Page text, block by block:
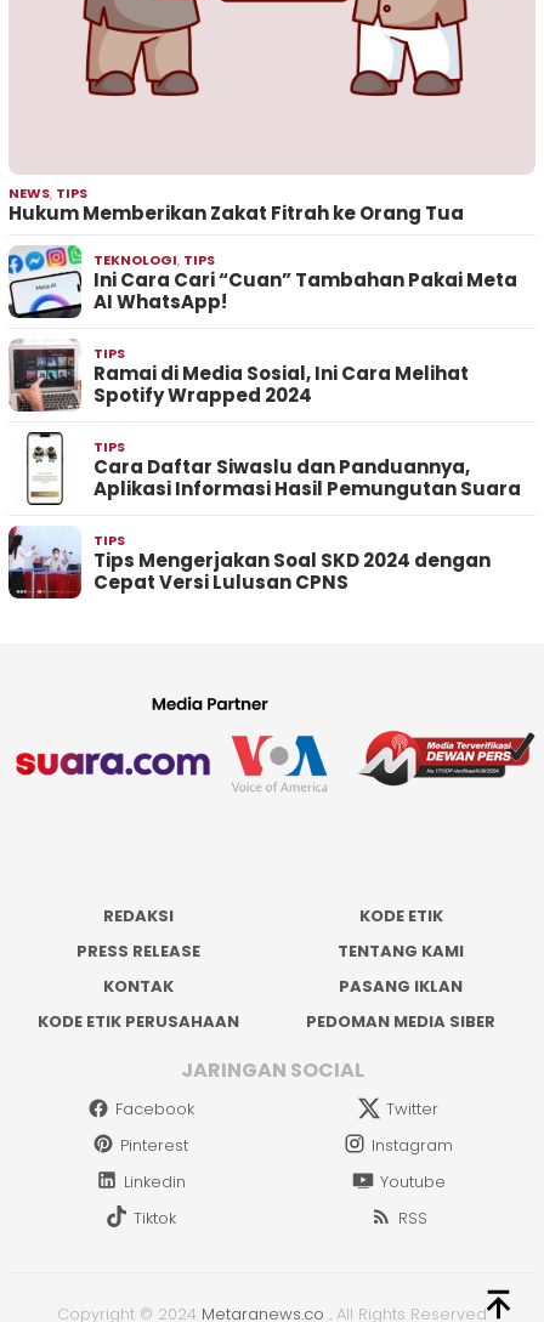
NEWS, TIPS
Hukum Memberikan Zakat Fitrah ke Orang Tua
TEKNOLOGI, TIPS
Ini Cara Cari “Cuan” Tambahan Pakai Meta
AI WhatsApp!
TIPS
Ramai di Media Sosial, Ini Cara Melihat
Spotify Wrapped 2024
TIPS
Cara Daftar Siwaslu dan Panduannya,
Aplikasi Informasi Hasil Pemungutan Suara
TIPS
Tips Mengerjakan Soal SKD 2024 dengan
Cepat Versi Lulusan CPNS
REDAKSI
KODE ETIK
PRESS RELEASE
TENTANG KAMI
KONTAK
PASANG IKLAN
KODE ETIK PERUSAHAAN
PEDOMAN MEDIA SIBER
JARINGAN SOCIAL
Facebook
Twitter
Pinterest
Instagram
Linkedin
Youtube
Tiktok
RSS
Copyright © 2024 Metaranews.co . All Rights Reserved